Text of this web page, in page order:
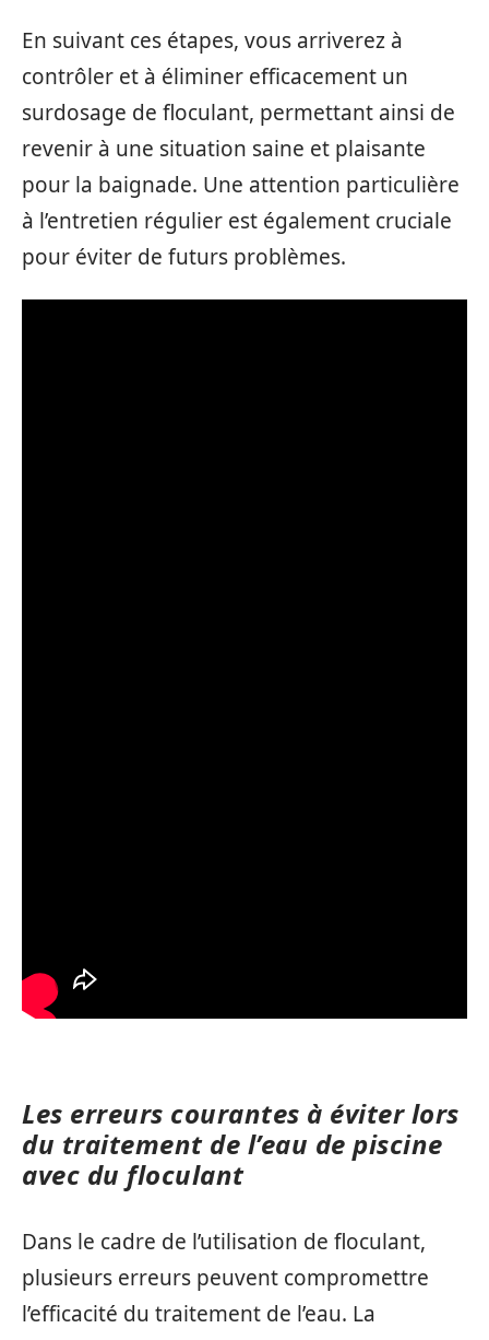
En suivant ces étapes, vous arriverez à
contrôler et à éliminer efficacement un
surdosage de floculant, permettant ainsi de
revenir à une situation saine et plaisante
pour la baignade. Une attention particulière
à l’entretien régulier est également cruciale
pour éviter de futurs problèmes.
Les erreurs courantes à éviter lors
du traitement de l’eau de piscine
avec du floculant
Dans le cadre de l’utilisation de floculant,
plusieurs erreurs peuvent compromettre
l’efficacité du traitement de l’eau. La